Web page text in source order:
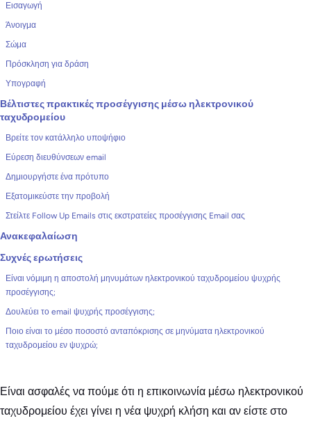
Εισαγωγή
Άνοιγμα
Σώμα
Πρόσκληση για δράση
Υπογραφή
Βέλτιστες πρακτικές προσέγγισης μέσω ηλεκτρονικού
ταχυδρομείου
Βρείτε τον κατάλληλο υποψήφιο
Εύρεση διευθύνσεων email
Δημιουργήστε ένα πρότυπο
Εξατομικεύστε την προβολή
Στείλτε Follow Up Emails στις εκστρατείες προσέγγισης Email σας
Ανακεφαλαίωση
Συχνές ερωτήσεις
Είναι νόμιμη η αποστολή μηνυμάτων ηλεκτρονικού ταχυδρομείου ψυχρής
προσέγγισης;
Δουλεύει το email ψυχρής προσέγγισης;
Ποιο είναι το μέσο ποσοστό ανταπόκρισης σε μηνύματα ηλεκτρονικού
ταχυδρομείου εν ψυχρώ;
Είναι ασφαλές να πούμε ότι η επικοινωνία μέσω ηλεκτρονικού
ταχυδρομείου έχει γίνει η νέα ψυχρή κλήση και αν είστε στο